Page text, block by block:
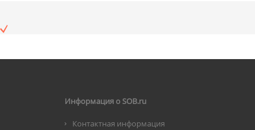
Информация о SOB.ru
Контактная информация